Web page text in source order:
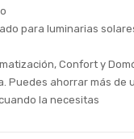
para luminarias
Confort y
Puedes ahorrar más de
la necesitas